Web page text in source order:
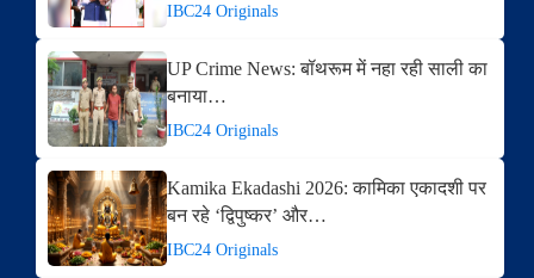
IBC24 Originals
UP Crime News: बॉथरूम में नहा रही साली का
बनाया…
IBC24 Originals
Kamika Ekadashi 2026: कामिका एकादशी पर
बन रहे ‘द्विपुष्कर’ और…
IBC24 Originals